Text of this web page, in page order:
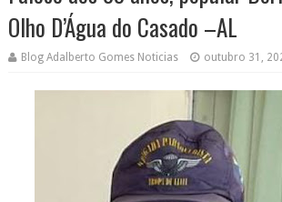
Olho D’Água do Casado –AL
Blog Adalberto Gomes Noticias outubro 31,